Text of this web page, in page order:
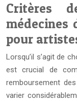
Critères
médecines
pour
Lorsqu’il s’agit de
est crucial de
remboursement
varier